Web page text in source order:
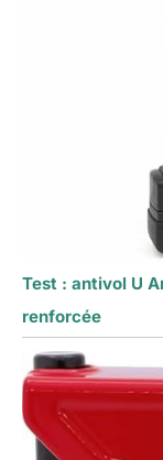
Test : antivol U
renforcée